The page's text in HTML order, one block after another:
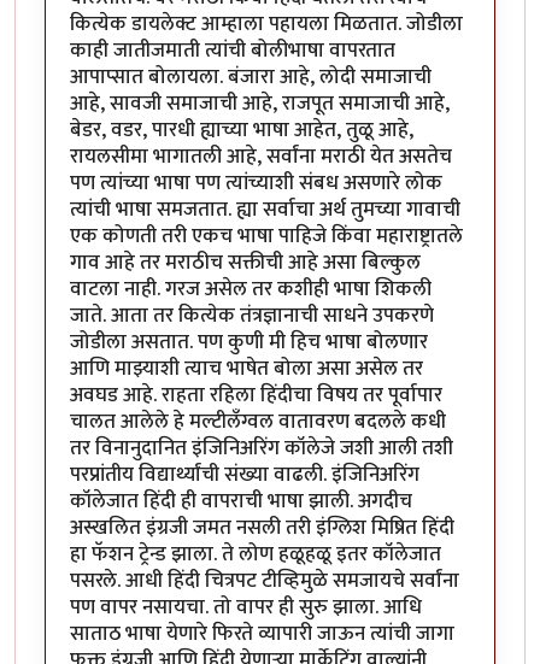
कित्येक डायलेक्ट आम्हाला पहायला मिळतात. जोडीला
काही जातीजमाती त्यांची बोलीभाषा वापरतात
आपाप्सात बोलायला. बंजारा आहे, लोदी समाजाची
आहे, सावजी समाजाची आहे, राजपूत समाजाची आहे,
बेडर, वडर, पारधी ह्याच्या भाषा आहेत, तुळू आहे,
रायलसीमा भागातली आहे, सर्वांना मराठी येत असतेच
पण त्यांच्या भाषा पण त्यांच्याशी संबध असणारे लोक
त्यांची भाषा समजतात. ह्या सर्वाचा अर्थ तुमच्या गावाची
एक कोणती तरी एकच भाषा पाहिजे किंवा महाराष्ट्रातले
गाव आहे तर मराठीच सक्तीची आहे असा बिल्कुल
वाटला नाही. गरज असेल तर कशीही भाषा शिकली
जाते. आता तर कित्येक तंत्रज्ञानाची साधने उपकरणे
जोडीला असतात. पण कुणी मी हिच भाषा बोलणार
आणि माझ्याशी त्याच भाषेत बोला असा असेल तर
अवघड आहे. राहता रहिला हिंदीचा विषय तर पूर्वापार
चालत आलेले हे मल्टीलँग्वल वातावरण बदलले कधी
तर विनानुदानित इंजिनिअरिंग कॉलेजे जशी आली तशी
परप्रांतीय विद्यार्थ्यांची संख्या वाढली. इंजिनिअरिंग
कॉलेजात हिंदी ही वापराची भाषा झाली. अगदीच
अस्खलित इंग्रजी जमत नसली तरी इंग्लिश मिष्रित हिंदी
हा फॅशन ट्रेन्ड झाला. ते लोण हळूहळू इतर कॉलेजात
पसरले. आधी हिंदी चित्रपट टीव्हिमुळे समजायचे सर्वांना
पण वापर नसायचा. तो वापर ही सुरु झाला. आधि
साताठ भाषा येणारे फिरते व्यापारी जाऊन त्यांची जागा